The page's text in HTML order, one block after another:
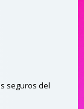
seguros del